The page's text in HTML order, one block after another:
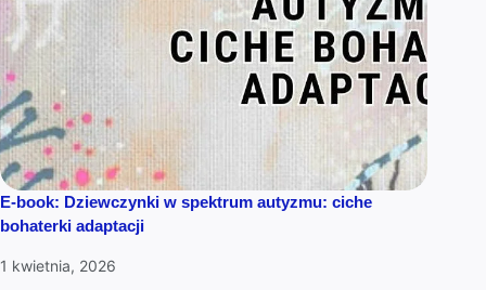
E-book: Dziewczynki w spektrum autyzmu: ciche
bohaterki adaptacji
1 kwietnia, 2026